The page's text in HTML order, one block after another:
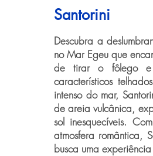
Santorini
Descubra a
no Mar Egeu que
de tirar o fôlego e
característicos
intenso do mar,
de areia vulcânica,
sol inesquecíveis.
atmosfera romântica,
busca uma